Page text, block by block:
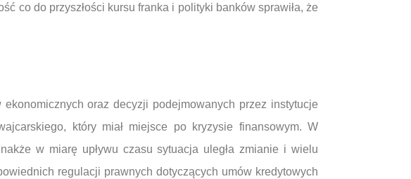
co do przyszłości kursu franka i polityki banków sprawiła, że
oraz decyzji podejmowanych przez instytucje
który miał miejsce po kryzysie finansowym. W
w miarę upływu czasu sytuacja uległa zmianie i wielu
regulacji prawnych dotyczących umów kredytowych